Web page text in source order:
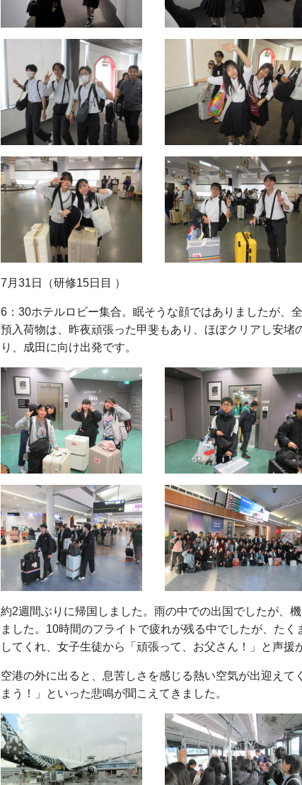
7月31日（研修15日目 ）
6：30ホテルロビー集合。眠そうな顔ではありましたが、
預入荷物は、昨夜頑張った甲斐もあり、ほぼクリアし安
り、成田に向け出発です。
約2週間ぶりに帰国しました。雨の中での出国でしたが、
ました。10時間のフライトで疲れが残る中でしたが、た
してくれ、女子生徒から「頑張って、お父さん！」と声援
空港の外に出ると、息苦しさを感じる熱い空気が出迎え
まう！」といった悲鳴が聞こえてきました。